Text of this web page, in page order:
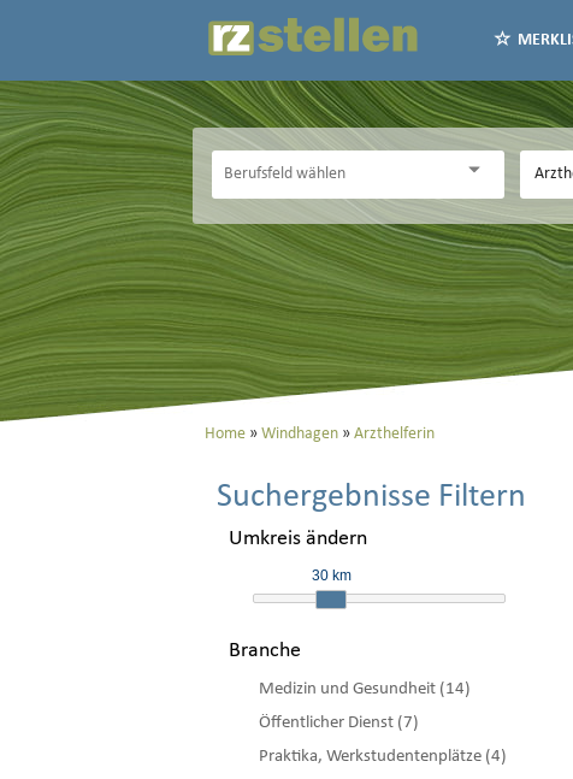
Home Windhagen Arzthelferin
Suchergebnisse Filtern
Umkreis ändern
30 km
Branche
Medizin und Gesundheit (14)
Öffentlicher Dienst (7)
Praktika, Werkstudentenplätze (4)